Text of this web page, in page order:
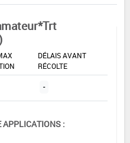
DÉLAIS AVANT
RÉCOLTE
-
APPLICATIONS :